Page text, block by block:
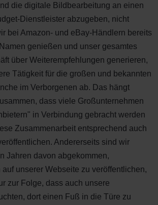
die digitale Bildbearbeitung an einen
Dienstleister abzugeben, nicht
bei Amazon- und eBay-Händlern bereits
genießen und unser gesamtes
über Weiterempfehlungen generieren,
Tätigkeit für die großen und bekannten
im Verborgenen ab. Das hängt
dass viele Großunternehmen
in Verbindung gebracht werden
Zusammenarbeit entsprechend auch
Andererseits sind wir
Jahren davon abgekommen,
auf unserer Webseite zu veröffentlichen,
zur Folge, dass auch unsere
dort einen Fuß in die Türe zu